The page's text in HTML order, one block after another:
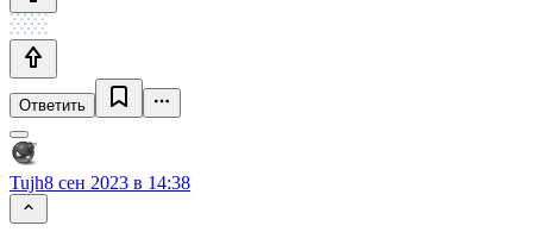
Ответить
Tujh8 сен 2023 в 14:38